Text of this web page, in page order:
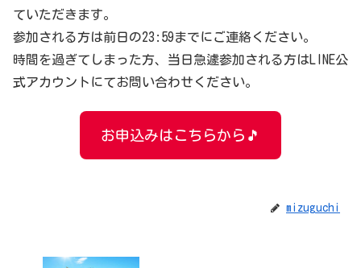
ていただきます。
参加される方は前日の23:59までにご連絡ください。
時間を過ぎてしまった方、当日急遽参加される方はLINE公
式アカウントにてお問い合わせください。
お申込みはこちらから🎵
mizuguchi